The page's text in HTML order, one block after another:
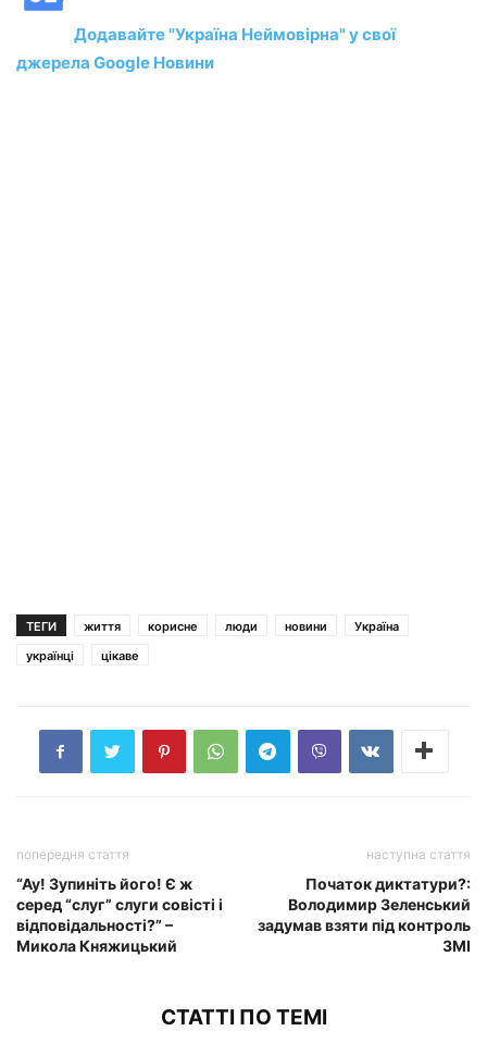
Додавайте "Україна Неймовірна" у свої
джерела Google Новини
ТЕГИ життя корисне люди новини
Україна
українці
цікаве
попередня стаття
“Ау! Зупиніть його! Є ж
серед “слуг” слуги совісті і
відповідальності?” –
Микола Княжицький
наступна стаття
Початок диктатури?:
Володимир Зеленський
задумав взяти під контроль
ЗМІ
СТАТТІ ПО ТЕМІ